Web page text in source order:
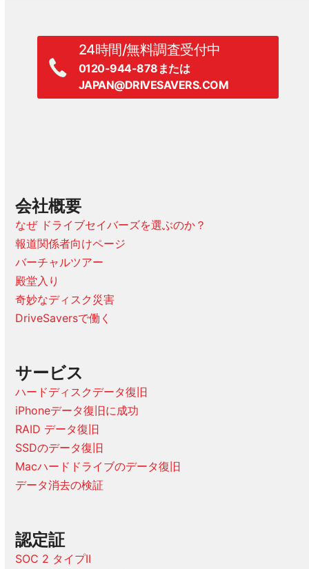
24時間/無料調査受付中
0120-944-878または
JAPAN@DRIVESAVERS.COM
会社概要
なぜ ドライブセイバーズを選ぶのか？
報道関係者向けページ
バーチャルツアー
殿堂入り
奇妙なディスク災害
DriveSaversで働く
サービス
ハードディスクデータ復旧
iPhoneデータ復旧に成功
RAID データ復旧
SSDのデータ復旧
Macハードドライブのデータ復旧
データ消去の検証
認定証
SOC 2 タイプII